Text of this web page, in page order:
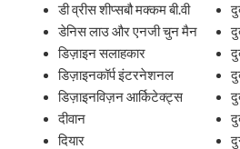
डी व्रीस शीप्सबौ मक्कम बी.वी
डेनिस लाउ और एनजी चुन मैन
डिज़ाइन सलाहकार
डिज़ाइनकॉर्प इंटरनेशनल
डिज़ाइनविज़न आर्किटेक्ट्स
दीवान
दियार